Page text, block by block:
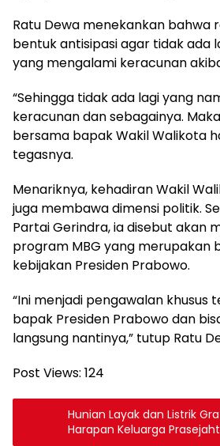
Ratu Dewa menekankan bahwa
bentuk antisipasi agar tidak ada
yang mengalami keracunan
“Sehingga tidak ada lagi yang
keracunan dan sebagainya.
bersama bapak Wakil Walikota
tegasnya.
Menariknya, kehadiran Wakil
juga membawa dimensi politik.
Partai Gerindra, ia disebut akan
program MBG yang merupakan
kebijakan Presiden Prabowo.
“Ini menjadi pengawalan
bapak Presiden Prabowo dan
langsung nantinya,” tutup Ratu
Post Views: 124
Hunian Layak dan Listrik
Harapan Keluarga